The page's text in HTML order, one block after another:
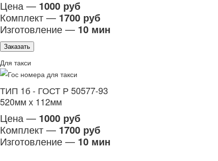
Цена — 1000 руб
Комплект — 1700 руб
Изготовление — 10 мин
Заказать
Для такси
ТИП 1б - ГОСТ Р 50577-93
520мм х 112мм
Цена — 1000 руб
Комплект — 1700 руб
Изготовление — 10 мин